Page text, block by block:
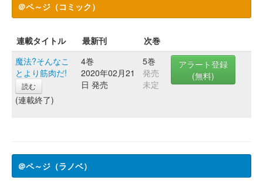
＠ペ～ジ（コミック）
連載タイトル 最新刊
次巻
魔法?そんなこ
とより筋肉だ!
読む
(連載終了)
4巻
2020年02月21
日 発売
5巻
発売
未定
アラート登録
(無料)
＠ペ～ジ（ラノベ）